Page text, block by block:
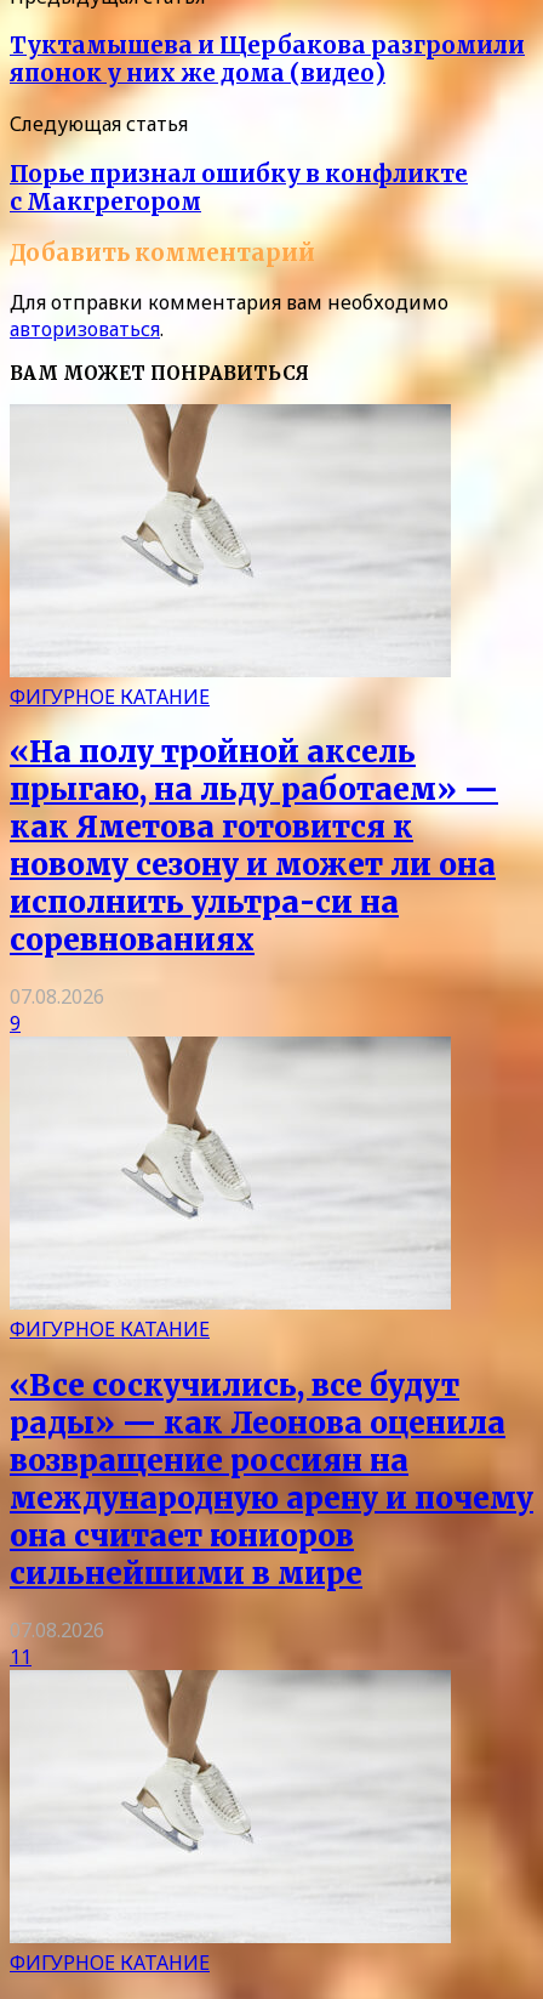
Туктамышева и Щербакова разгромили
японок у них же дома (видео)
Следующая статья
Порье признал ошибку в конфликте
с Макгрегором
Добавить комментарий
Для отправки комментария вам необходимо
авторизоваться.
ВАМ МОЖЕТ ПОНРАВИТЬСЯ
ФИГУРНОЕ КАТАНИЕ
«На полу тройной аксель
прыгаю, на льду работаем» —
как Яметова готовится к
новому сезону и может ли она
исполнить ультра-си на
соревнованиях
07.08.2026
9
ФИГУРНОЕ КАТАНИЕ
«Все соскучились, все будут
рады» — как Леонова оценила
возвращение россиян на
международную арену и почему
она считает юниоров
сильнейшими в мире
07.08.2026
11
ФИГУРНОЕ КАТАНИЕ